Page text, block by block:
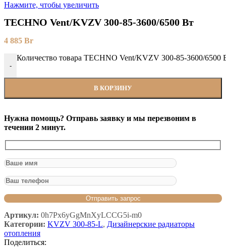
Нажмите, чтобы увеличить
TECHNO Vent/KVZV 300-85-3600/6500 Вт
4 885 Br
-
Количество товара TECHNO Vent/KVZV 300-85-3600/6500
В КОРЗИНУ
Нужна помощь? Отправь заявку и мы перезвоним в
течении 2 минут.
Артикул: 0h7Px6yGgMnXyLCCG5i-m0
Категории: KVZV 300-85-L, Дизайнерские радиаторы
отопления
Поделиться: